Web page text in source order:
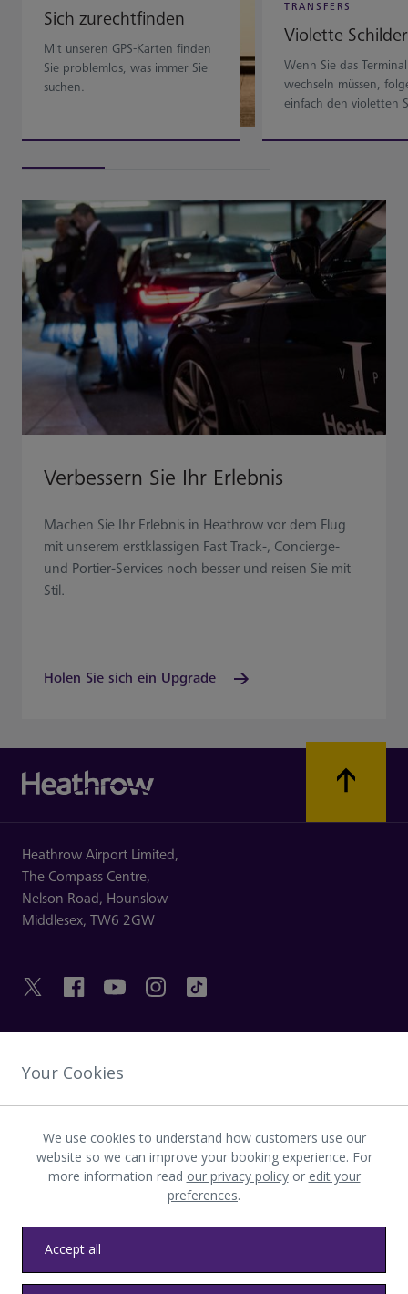
Sich zurechtfinden
Mit unseren GPS-Karten finden
Sie problemlos, was immer Sie
suchen.
TRANSFERS
Violette Schilder
Wenn Sie das Terminal
wechseln müssen,
einfach den violetten
Verbessern Sie Ihr Erlebnis
Machen Sie Ihr Erlebnis in Heathrow vor dem Flug
mit unserem erstklassigen Fast Track-, Concierge-
und Portier-Services noch besser und reisen Sie mit
Stil.
Holen Sie sich ein Upgrade
Heathrow Airport Limited,
The Compass Centre,
Nelson Road, Hounslow
Middlesex, TW6 2GW
Laden Sie die LHR-App herunter
Your Cookies
We use cookies to understand how customers use our
website so we can improve your booking experience. For
more information read our privacy policyor edit your
preferences.
Accept all